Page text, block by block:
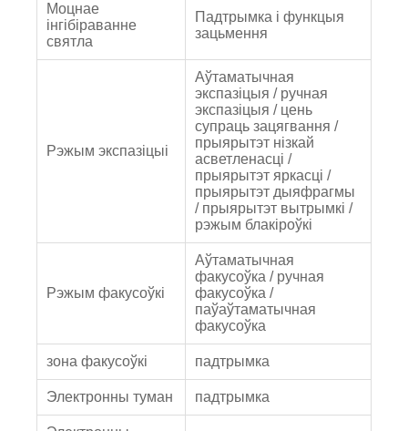
Моцнае
інгібіраванне
святла
Падтрымка і функцыя
зацьмення
Рэжым экспазіцыі
Аўтаматычная
экспазіцыя / ручная
экспазіцыя / цень
супраць зацягвання /
прыярытэт нізкай
асветленасці /
прыярытэт яркасці /
прыярытэт дыяфрагмы
/ прыярытэт вытрымкі /
рэжым блакіроўкі
Рэжым факусоўкі
Аўтаматычная
факусоўка / ручная
факусоўка /
паўаўтаматычная
факусоўка
зона факусоўкі падтрымка
Электронны туман падтрымка